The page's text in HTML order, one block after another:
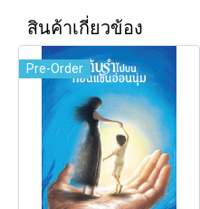
สินค้าเกี่ยวข้อง
Pre-Order